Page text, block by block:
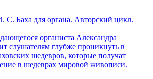
С. Баха для органа. Авторский цикл.
органиста Александра
слушателям глубже проникнуть в
шедевров, которые получат
в шедеврах мировой живописи.